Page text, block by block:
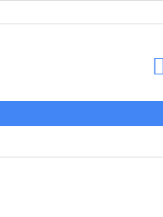
PODMIENKY OCHRANA